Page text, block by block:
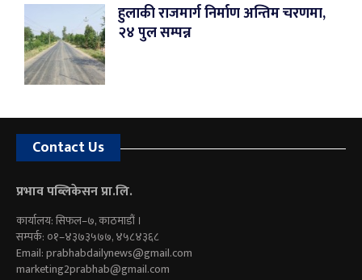
हुलाकी राजमार्ग निर्माण अन्तिम चरणमा,
२४ पुल सम्पन्न
Contact Us
प्रभाव पब्लिकेसन प्रा.लि.
कार्यालय: सिफल–७, काठमाडौं ।
सम्पर्क: ०१–४३७३५७७, ४५८४३६८
Email:prabhabdailynews@gmail.com
marketing2prabhab@gmail.com